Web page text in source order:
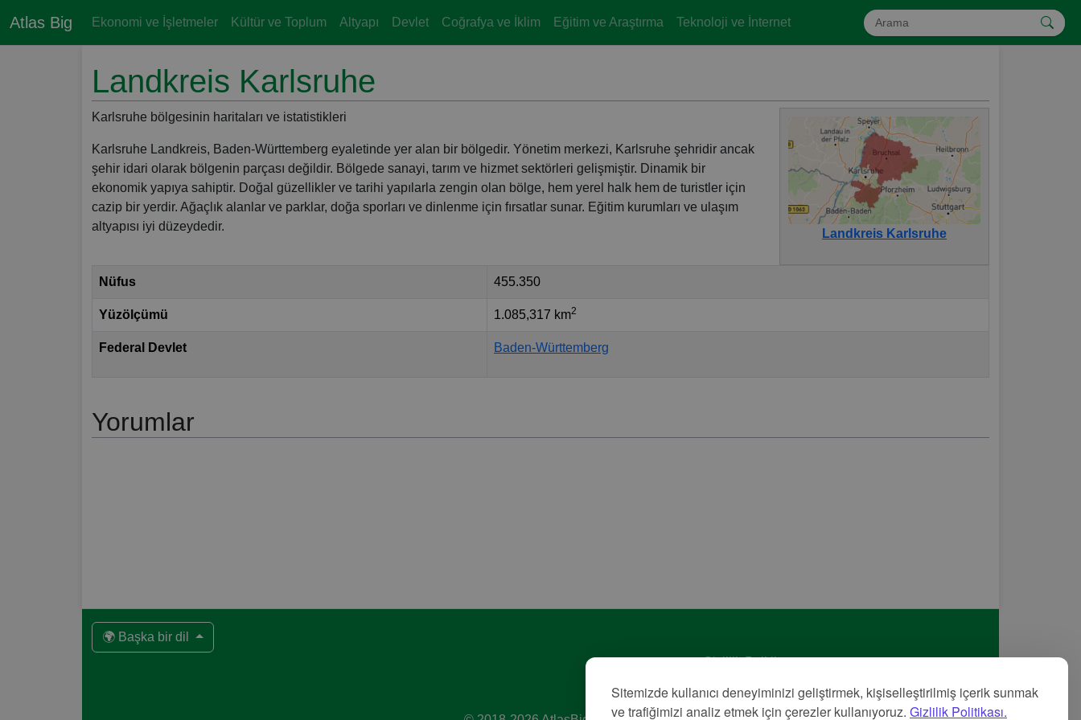
Sitemizde kullanıcı deneyiminizi geliştirmek, kişiselleştirilmiş içerik sunmak
ve trafiğimizi analiz etmek için çerezler kullanıyoruz. Gizlilik Politikası.
Atlas Big Ekonomi ve İşletmeler Kültür ve Toplum Altyapı Devlet Coğrafya ve İklim Eğitim ve Araştırma Teknoloji ve İnternet
Landkreis Karlsruhe
Karlsruhe bölgesinin haritaları ve istatistikleri
Karlsruhe Landkreis, Baden-Württemberg eyaletinde yer alan bir bölgedir. Yönetim merkezi, Karlsruhe şehridir ancak
şehir idari olarak bölgenin parçası değildir. Bölgede sanayi, tarım ve hizmet sektörleri gelişmiştir. Dinamik bir
ekonomik yapıya sahiptir. Doğal güzellikler ve tarihi yapılarla zengin olan bölge, hem yerel halk hem de turistler için
cazip bir yerdir. Ağaçlık alanlar ve parklar, doğa sporları ve dinlenme için fırsatlar sunar. Eğitim kurumları ve ulaşım
altyapısı iyi düzeydedir.
Landkreis Karlsruhe
Nüfus 455.350
Yüzölçümü 1.085,317 km2
Federal Devlet Baden-Württemberg
Yorumlar
🌍 Başka bir dil
Gizlilik Politikası
Künye